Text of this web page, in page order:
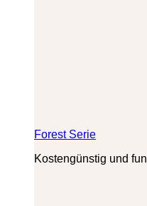
Forest Serie
Kostengünstig und